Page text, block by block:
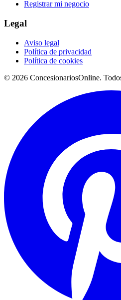
Registrar mi negocio
Legal
Aviso legal
Política de privacidad
Política de cookies
© 2026 ConcesionariosOnline.